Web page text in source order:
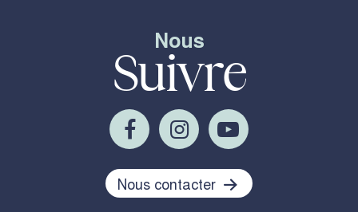
Nous
Suivre
Nous contacter